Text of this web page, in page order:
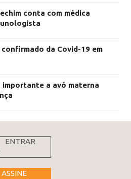
conta com médica
confirmado da Covid-19 em
importante a avó materna
ENTRAR
ASSINE